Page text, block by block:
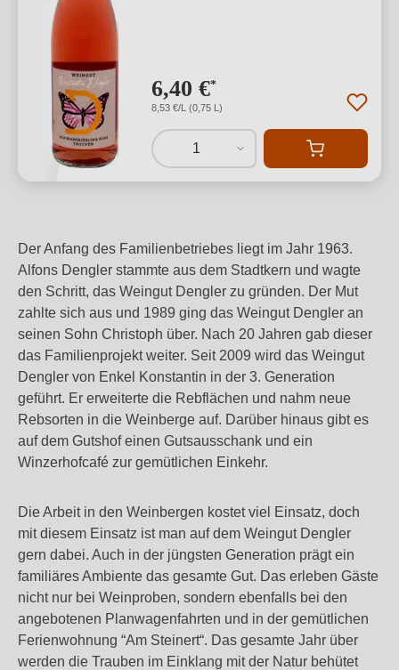
6,40 €*
8,53 €/L (0,75 L)
1
Der Anfang des Familienbetriebes liegt im Jahr 1963.
Alfons Dengler stammte aus dem Stadtkern und wagte
den Schritt, das Weingut Dengler zu gründen. Der Mut
zahlte sich aus und 1989 ging das Weingut Dengler an
seinen Sohn Christoph über. Nach 20 Jahren gab dieser
das Familienprojekt weiter. Seit 2009 wird das Weingut
Dengler von Enkel Konstantin in der 3. Generation
geführt. Er erweiterte die Rebflächen und nahm neue
Rebsorten in die Weinberge auf. Darüber hinaus gibt es
auf dem Gutshof einen Gutsausschank und ein
Winzerhofcafé zur gemütlichen Einkehr.
Die Arbeit in den Weinbergen kostet viel Einsatz, doch
mit diesem Einsatz ist man auf dem Weingut Dengler
gern dabei. Auch in der jüngsten Generation prägt ein
familiäres Ambiente das gesamte Gut. Das erleben Gäste
nicht nur bei Weinproben, sondern ebenfalls bei den
angebotenen Planwagenfahrten und in der gemütlichen
Ferienwohnung “Am Steinert“. Das gesamte Jahr über
werden die Trauben im Einklang mit der Natur behütet